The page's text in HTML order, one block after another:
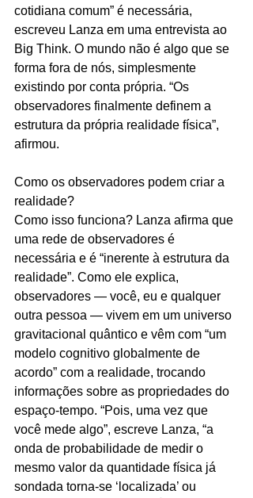
cotidiana comum” é necessária,
escreveu Lanza em uma entrevista ao
Big Think. O mundo não é algo que se
forma fora de nós, simplesmente
existindo por conta própria. “Os
observadores finalmente definem a
estrutura da própria realidade física”,
afirmou.
Como os observadores podem criar a
realidade?
Como isso funciona? Lanza afirma que
uma rede de observadores é
necessária e é “inerente à estrutura da
realidade”. Como ele explica,
observadores — você, eu e qualquer
outra pessoa — vivem em um universo
gravitacional quântico e vêm com “um
modelo cognitivo globalmente de
acordo” com a realidade, trocando
informações sobre as propriedades do
espaço-tempo. “Pois, uma vez que
você mede algo”, escreve Lanza, “a
onda de probabilidade de medir o
mesmo valor da quantidade física já
sondada torna-se ‘localizada’ ou